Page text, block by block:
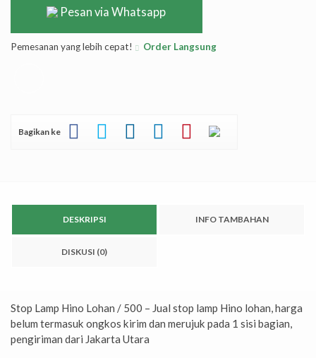
Pesan via Whatsapp
Pemesanan yang lebih cepat! Order Langsung
Bagikan ke
DESKRIPSI INFO TAMBAHAN
DISKUSI (0)
Stop Lamp Hino Lohan / 500 – Jual stop lamp Hino lohan, harga
belum termasuk ongkos kirim dan merujuk pada 1 sisi bagian,
pengiriman dari Jakarta Utara